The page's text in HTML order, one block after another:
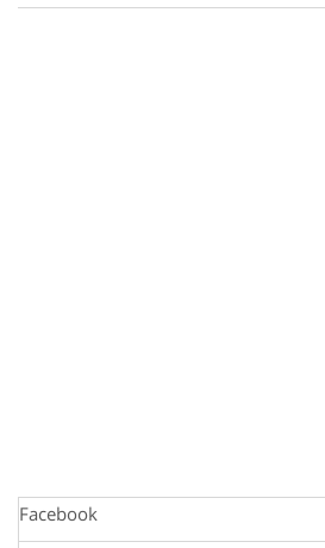
Facebook